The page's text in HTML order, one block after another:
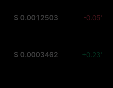
$ 0.0012503 -0.05%
$ 0.0003462 +0.23%